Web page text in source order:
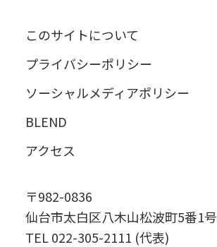
このサイトについて
プライバシーポリシー
ソーシャルメディアポリシー
BLEND
アクセス
〒982-0836
仙台市太白区八木山松波町5番1号
TEL 022-305-2111 (代表)